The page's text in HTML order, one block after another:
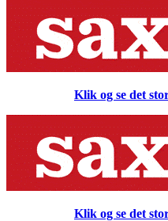
Klik og se det
Klik og se det